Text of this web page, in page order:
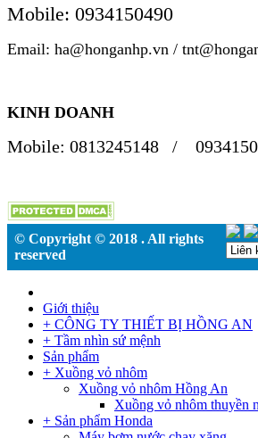
Mobile: 0934150490
Email: ha@honganhp.vn /
KINH DOANH
Mobile: 0813245148 /
© Copyright © 2018 . All rights
reserved
Giới thiệu
+ CÔNG TY THIẾT BỊ HỒNG AN
+ Tầm nhìn sứ mệnh
Sản phẩm
+ Xuồng vỏ nhôm
Xuồng vỏ nhôm Hồng An
Xuồng vỏ nhôm thuyền
+ Sản phẩm Honda